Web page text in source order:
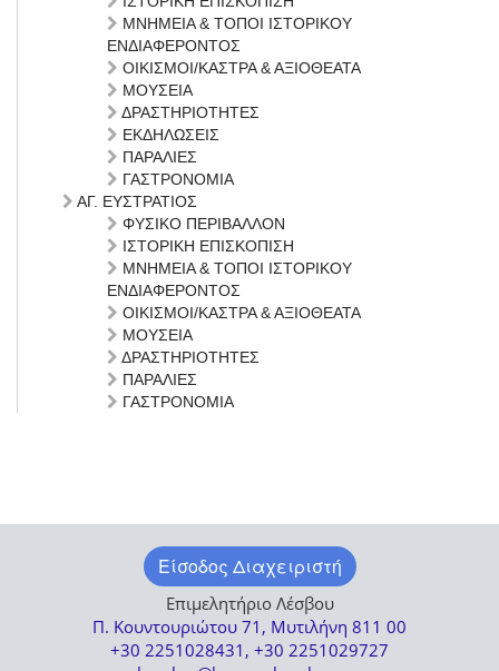
ΜΝΗΜΕΙΑ & ΤΟΠΟΙ ΙΣΤΟΡΙΚΟΥ
ΕΝΔΙΑΦΕΡΟΝΤΟΣ
ΟΙΚΙΣΜΟΙ/ΚΑΣΤΡΑ & ΑΞΙΟΘΕΑΤΑ
ΜΟΥΣΕΙΑ
ΔΡΑΣΤΗΡΙΟΤΗΤΕΣ
ΕΚΔΗΛΩΣΕΙΣ
ΠΑΡΑΛΙΕΣ
ΓΑΣΤΡΟΝΟΜΙΑ
ΑΓ. ΕΥΣΤΡΑΤΙΟΣ
ΦΥΣΙΚΟ ΠΕΡΙΒΑΛΛΟΝ
ΙΣΤΟΡΙΚΗ ΕΠΙΣΚΟΠΙΣΗ
ΜΝΗΜΕΙΑ & ΤΟΠΟΙ ΙΣΤΟΡΙΚΟΥ
ΕΝΔΙΑΦΕΡΟΝΤΟΣ
ΟΙΚΙΣΜΟΙ/ΚΑΣΤΡΑ & ΑΞΙΟΘΕΑΤΑ
ΜΟΥΣΕΙΑ
ΔΡΑΣΤΗΡΙΟΤΗΤΕΣ
ΠΑΡΑΛΙΕΣ
ΓΑΣΤΡΟΝΟΜΙΑ
Είσοδος Διαχειριστή
Επιμελητήριο Λέσβου
Π. Κουντουριώτου 71, Μυτιλήνη 811 00
+30 2251028431, +30 2251029727